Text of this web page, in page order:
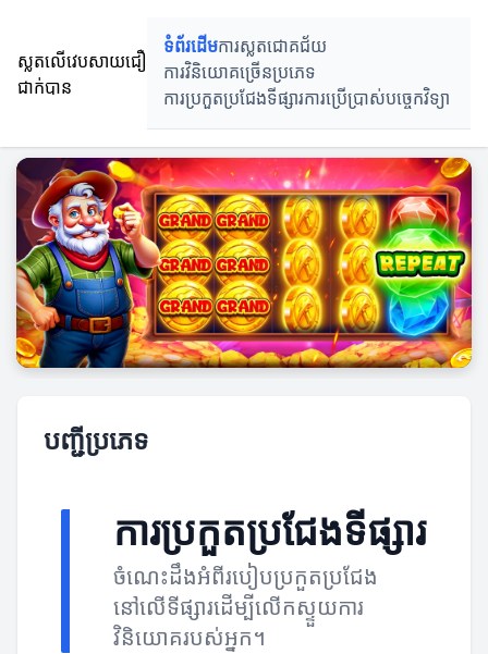
ស្លតលើវេបសាយជឿ
ជាក់បាន
ទំព័រដើមការស្លតជោគជ័យ
ការវិនិយោគច្រើនប្រភេទ
ការប្រកួតប្រជែងទីផ្សារការប្រើប្រាស់បច្ចេកវិទ្យា
បញ្ជីប្រភេទ
ការប្រកួតប្រជែងទីផ្សារ
ចំណេះដឹងអំពីរបៀបប្រកួតប្រជែង
នៅលើទីផ្សារដើម្បីលើកស្ទួយការ
វិនិយោគរបស់អ្នក។